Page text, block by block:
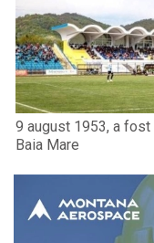
9 august 1953, a fost
Baia Mare